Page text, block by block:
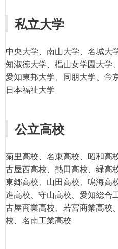
私立大学
中央大学、南山大学、名城大
知淑徳大学、椙山女学園大学
愛知東邦大学、同朋大学、帝
日本福祉大学
公立高校
菊里高校、名東高校、昭和高
古屋西高校、熱田高校、緑高
東郷高校、山田高校、鳴海高
進高校、守山高校、愛知総合
古屋商業高校、若宮商業高校
校、名南工業高校